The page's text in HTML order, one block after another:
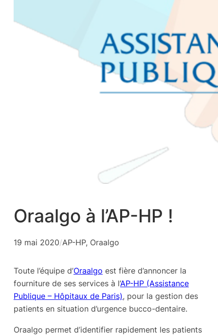
Oraalgo à l’AP-HP !
19 mai 2020/AP-HP, Oraalgo
Toute l’équipe d’Oraalgo est fière d’annoncer la
fourniture de ses services à l’AP-HP (Assistance
Publique – Hôpitaux de Paris), pour la gestion des
patients en situation d’urgence bucco-dentaire.
Oraalgo permet d’identifier rapidement les patients